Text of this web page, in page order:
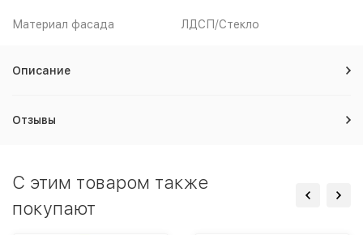
Материал фасада ЛДСП/Стекло
Описание
Отзывы
C этим товаром также
покупают